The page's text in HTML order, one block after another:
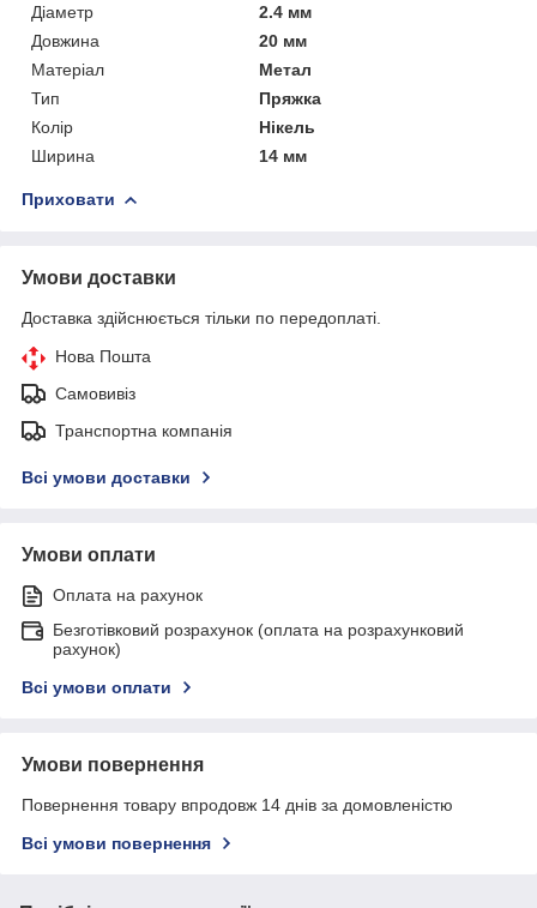
Діаметр
2.4 мм
Довжина
20 мм
Матеріал
Метал
Тип
Пряжка
Колір
Нікель
Ширина
14 мм
Приховати
Умови доставки
Доставка здійснюється тільки по передоплаті.
Нова Пошта
Самовивіз
Транспортна компанія
Всі умови доставки
Умови оплати
Оплата на рахунок
Безготівковий розрахунок (оплата на розрахунковий
рахунок)
Всі умови оплати
Умови повернення
Повернення товару впродовж 14 днів за домовленістю
Всі умови повернення